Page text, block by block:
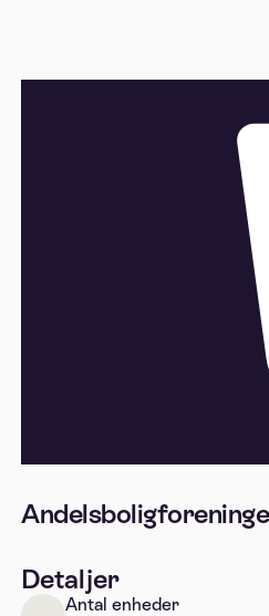
Detaljer
Antal enheder